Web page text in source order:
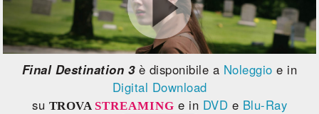
Final Destination 3è disponibile a Noleggio e in
Digital Download
su TROVA STREAMING e in DVD e Blu-Ray